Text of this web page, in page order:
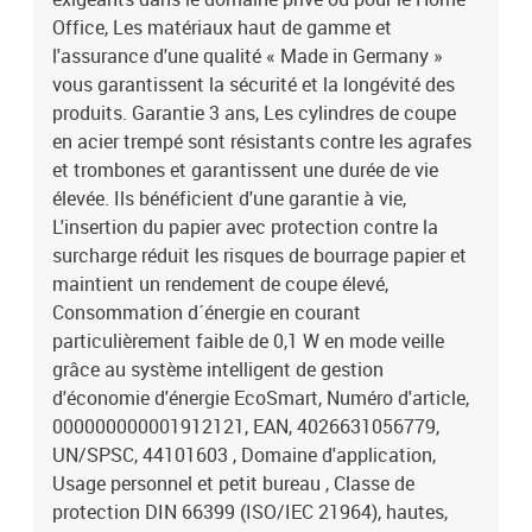
Office, Les matériaux haut de gamme et
l'assurance d'une qualité « Made in Germany »
vous garantissent la sécurité et la longévité des
produits. Garantie 3 ans, Les cylindres de coupe
en acier trempé sont résistants contre les agrafes
et trombones et garantissent une durée de vie
élevée. Ils bénéficient d'une garantie à vie,
L'insertion du papier avec protection contre la
surcharge réduit les risques de bourrage papier et
maintient un rendement de coupe élevé,
Consommation d´énergie en courant
particulièrement faible de 0,1 W en mode veille
grâce au système intelligent de gestion
d'économie d'énergie EcoSmart, Numéro d'article,
000000000001912121, EAN, 4026631056779,
UN/SPSC, 44101603 , Domaine d'application,
Usage personnel et petit bureau , Classe de
protection DIN 66399 (ISO/IEC 21964), hautes,